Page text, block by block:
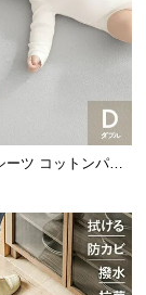
わせること
。
ツ コットンパイ